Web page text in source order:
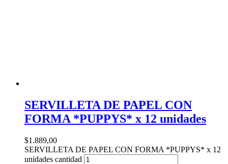
SERVILLETA DE PAPEL CON
FORMA *PUPPYS* x 12 unidades
$1.889,00
SERVILLETA DE PAPEL CON FORMA *PUPPYS* x 12
unidades cantidad